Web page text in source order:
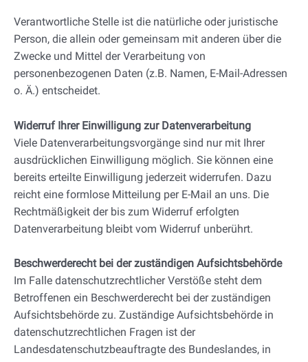
Verantwortliche Stelle ist die natürliche oder juristische
Person, die allein oder gemeinsam mit anderen über die
Zwecke und Mittel der Verarbeitung von
personenbezogenen Daten (z.B. Namen, E-Mail-Adressen
o. Ä.) entscheidet.
Widerruf Ihrer Einwilligung zur Datenverarbeitung
Viele Datenverarbeitungsvorgänge sind nur mit Ihrer
ausdrücklichen Einwilligung möglich. Sie können eine
bereits erteilte Einwilligung jederzeit widerrufen. Dazu
reicht eine formlose Mitteilung per E-Mail an uns. Die
Rechtmäßigkeit der bis zum Widerruf erfolgten
Datenverarbeitung bleibt vom Widerruf unberührt.
Beschwerderecht bei der zuständigen Aufsichtsbehörde
Im Falle datenschutzrechtlicher Verstöße steht dem
Betroffenen ein Beschwerderecht bei der zuständigen
Aufsichtsbehörde zu. Zuständige Aufsichtsbehörde in
datenschutzrechtlichen Fragen ist der
Landesdatenschutzbeauftragte des Bundeslandes, in